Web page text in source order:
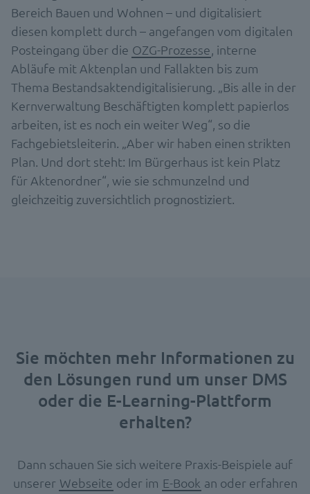
Bereich Bauen und Wohnen – und digitalisiert
diesen komplett durch – angefangen vom digitalen
Posteingang über die OZG-Prozesse, interne
Abläufe mit Aktenplan und Fallakten bis zum
Thema Bestandsaktendigitalisierung. „Bis alle in der
Kernverwaltung Beschäftigten komplett papierlos
arbeiten, ist es noch ein weiter Weg“, so die
Fachgebietsleiterin. „Aber wir haben einen strikten
Plan. Und dort steht: Im Bürgerhaus ist kein Platz
für Aktenordner“, wie sie schmunzelnd und
gleichzeitig zuversichtlich prognostiziert.
Sie möchten mehr Informationen zu
den Lösungen rund um unser DMS
oder die E-Learning-Plattform
erhalten?
Dann schauen Sie sich weitere Praxis-Beispiele auf
unserer Webseite oder im E-Book an oder erfahren